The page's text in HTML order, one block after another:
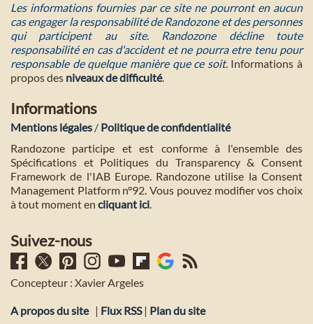
Les informations fournies par ce site ne pourront en aucun
cas engager la responsabilité de Randozone et des personnes
qui participent au site. Randozone décline toute
responsabilité en cas d'accident et ne pourra etre tenu pour
responsable de quelque manière que ce soit. Informations à
propos des niveaux de difficulté.
Informations
Mentions légales / Politique de confidentialité
Randozone participe et est conforme à l'ensemble des
Spécifications et Politiques du Transparency & Consent
Framework de l'IAB Europe. Randozone utilise la Consent
Management Platform n°92. Vous pouvez modifier vos choix
à tout moment en cliquant ici.
Suivez-nous
Concepteur : Xavier Argeles
A propos du site | Flux RSS| Plan du site